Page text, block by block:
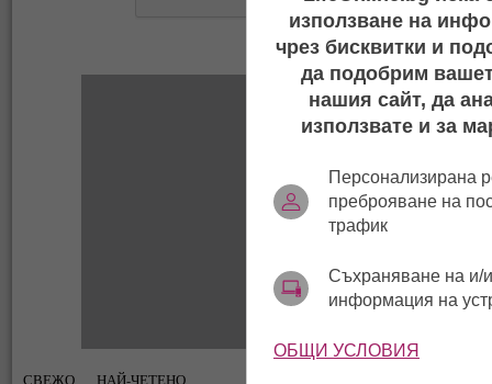
СВЕЖО НАЙ-ЧЕТЕНО
използване на
чрез бисквитки и
да подобрим
нашия сайт, да
използвате и за
Персонализирана
преброяване на
трафик
Съхраняване на и/
информация на
ОБЩИ УСЛОВИЯ